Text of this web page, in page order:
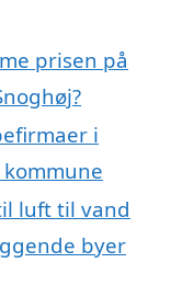
prisen på
i
luft til vand
byer